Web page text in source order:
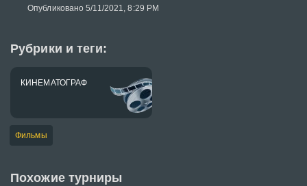
Опубликовано 5/11/2021, 8:29 PM
Рубрики и теги:
КИНЕМАТОГРАФ
Фильмы
Похожие турниры